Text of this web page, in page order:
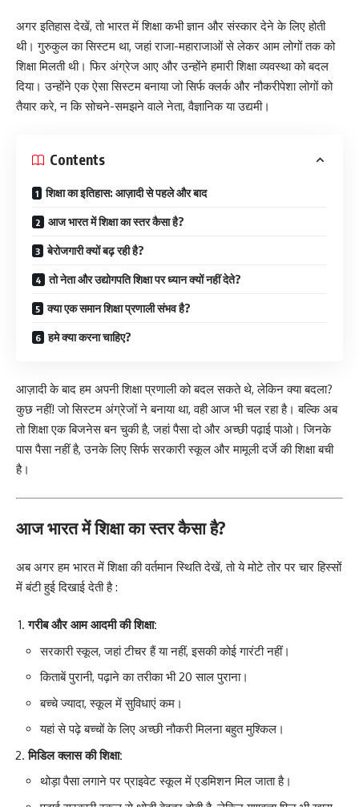
अगर इतिहास देखें, तो भारत में शिक्षा कभी ज्ञान और संस्कार देने के लिए होती
थी। गुरुकुल का सिस्टम था, जहां राजा-महाराजाओं से लेकर आम लोगों तक को
शिक्षा मिलती थी। फिर अंग्रेज आए और उन्होंने हमारी शिक्षा व्यवस्था को बदल
दिया। उन्होंने एक ऐसा सिस्टम बनाया जो सिर्फ क्लर्क और नौकरीपेशा लोगों को
तैयार करे, न कि सोचने-समझने वाले नेता, वैज्ञानिक या उद्यमी।
Contents
शिक्षा का इतिहास: आज़ादी से पहले और बाद
आज भारत में शिक्षा का स्तर कैसा है?
बेरोजगारी क्यों बढ़ रही है?
तो नेता और उद्योगपति शिक्षा पर ध्यान क्यों नहीं देते?
क्या एक समान शिक्षा प्रणाली संभव है?
हमे क्या करना चाहिए?
आज़ादी के बाद हम अपनी शिक्षा प्रणाली को बदल सकते थे, लेकिन क्या बदला?
कुछ नहीं! जो सिस्टम अंग्रेजों ने बनाया था, वही आज भी चल रहा है। बल्कि अब
तो शिक्षा एक बिजनेस बन चुकी है, जहां पैसा दो और अच्छी पढ़ाई पाओ। जिनके
पास पैसा नहीं है, उनके लिए सिर्फ सरकारी स्कूल और मामूली दर्जे की शिक्षा बची
है।
आज भारत में शिक्षा का स्तर कैसा है?
अब अगर हम भारत में शिक्षा की वर्तमान स्थिति देखें, तो ये मोटे तोर पर चार हिस्सों
में बंटी हुई दिखाई देती है :
गरीब और आम आदमी की शिक्षा:
सरकारी स्कूल, जहां टीचर हैं या नहीं, इसकी कोई गारंटी नहीं।
किताबें पुरानी, पढ़ाने का तरीका भी 20 साल पुराना।
बच्चे ज्यादा, स्कूल में सुविधाएं कम।
यहां से पढ़े बच्चों के लिए अच्छी नौकरी मिलना बहुत मुश्किल।
मिडिल क्लास की शिक्षा:
थोड़ा पैसा लगाने पर प्राइवेट स्कूल में एडमिशन मिल जाता है।